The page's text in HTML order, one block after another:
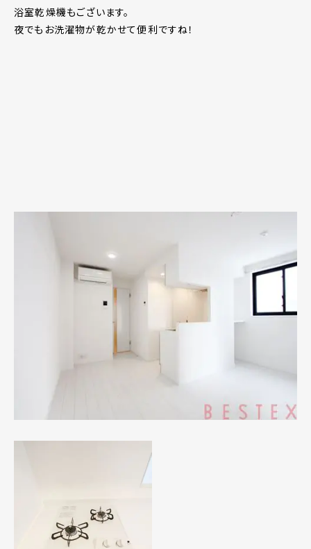
浴室乾燥機もございます。
夜でもお洗濯物が乾かせて便利ですね！